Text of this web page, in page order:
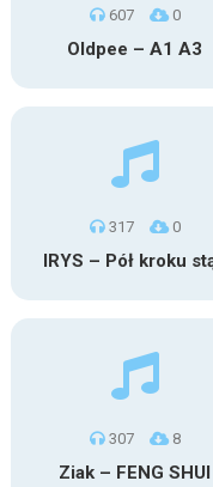
607 0
Oldpee – A1 A3
317 0
IRYS – Pół kroku
307 8
Ziak – FENG SHUI